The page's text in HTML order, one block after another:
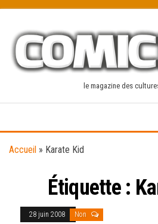
content
le magazine des
Accueil » Karate Kid
Étiquette :
28 juin 2008 Non